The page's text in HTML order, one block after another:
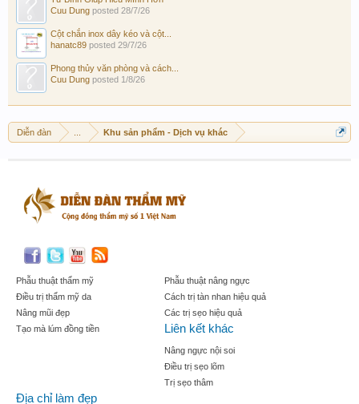
Cuu Dung posted 28/7/26
Cột chắn inox dây kéo và cột...
hanatc89 posted 29/7/26
Phong thủy văn phòng và cách...
Cuu Dung posted 1/8/26
Diễn đàn Khu sản phẩm - Dịch vụ khác
Phẫu thuật thẩm mỹ
Điều trị thẩm mỹ da
Nâng mũi đẹp
Tạo mà lúm đồng tiền
Phẫu thuật nâng ngực
Cách trị tàn nhan hiệu quả
Các trị sẹo hiệu quả
Liên kết khác
Nâng ngực nội soi
Điều trị sẹo lõm
Trị sẹo thâm
Địa chỉ làm đẹp